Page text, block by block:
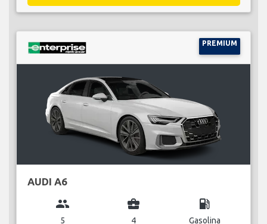
PREMIUM
AUDI A6
group
5
business_center
4
local_gas_station
Gasolina